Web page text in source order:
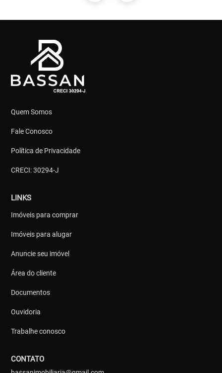
Quem Somos
Fale Conosco
Política de Privacidade
CRECI: 30294-J
LINKS
Imóveis para comprar
Imóveis para alugar
Anuncie seu imóvel
Área do cliente
Documentos
Ouvidoria
Trabalhe conosco
CONTATO